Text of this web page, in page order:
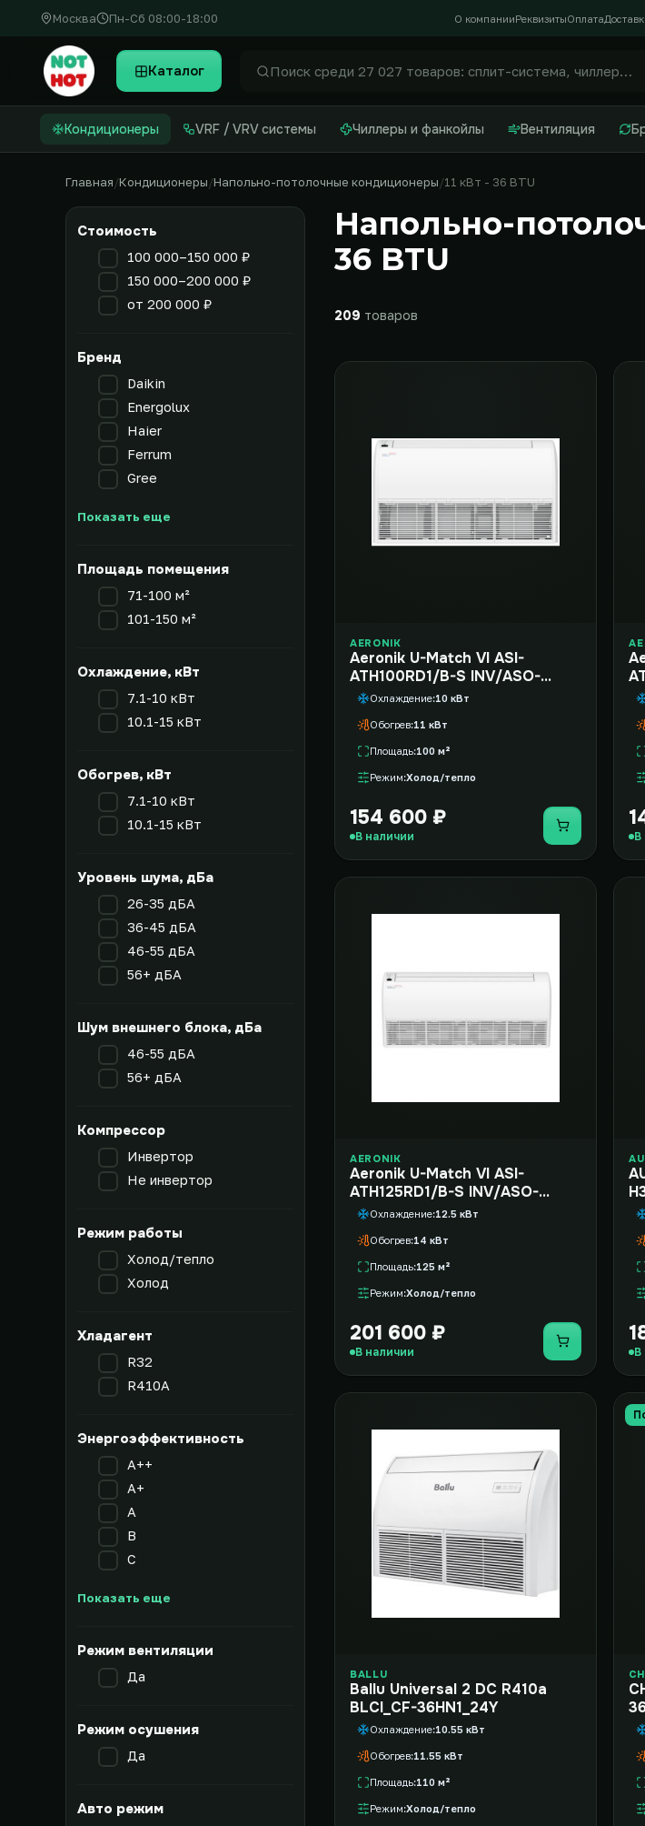
Москва Пн-Сб 08:00-18:00 О компанииРеквизитыОплата
Каталог Найти
Кондиционеры VRF / VRV системы Чиллеры и фанкойлы Вентиляция
Главная Кондиционеры Напольно-потолочные кондиционеры 11 кВт - 36 BTU
Стоимость
100 000–150 000 ₽
150 000–200 000 ₽
от 200 000 ₽
Бренд
Daikin
Energolux
Haier
Ferrum
Gree
Показать еще
Площадь помещения
71-100 м²
101-150 м²
Охлаждение, кВт
7.1-10 кВт
10.1-15 кВт
Обогрев, кВт
7.1-10 кВт
10.1-15 кВт
Уровень шума, дБа
26-35 дБА
36-45 дБА
46-55 дБА
56+ дБА
Шум внешнего блока, дБа
46-55 дБА
56+ дБА
Компрессор
Инвертор
Не инвертор
Режим работы
Холод/тепло
Холод
Хладагент
R32
R410A
Энергоэффективность
A++
A+
A
B
C
Показать еще
Режим вентиляции
Да
Режим осушения
Да
Авто режим
Напольно-
36 BTU
209 товаров
AERONIK
Aeronik U-Match VI ASI-
ATH100RD1/B-S INV/ASO-
AGUHN100R1/INV
Охлаждение 10 кВт
Обогрев 11 кВт
Площадь 100 м²
Режим Холод/тепло
154 600 ₽
В наличии Купить В
AERONIK
Aeronik U-Match VI ASI-
ATH125RD1/B-S INV/ASO-
AGUHN125R1/INV
Охлаждение 12.5 кВт
Обогрев 14 кВт
Площадь 125 м²
Режим Холод/тепло
201 600 ₽
В наличии Купить В
BALLU
Ballu Universal 2 DC R410a
BLCI_CF-36HN1_24Y
Охлаждение 10.55 кВт
Обогрев 11.55 кВт
Площадь 110 м²
Режим Холод/тепло